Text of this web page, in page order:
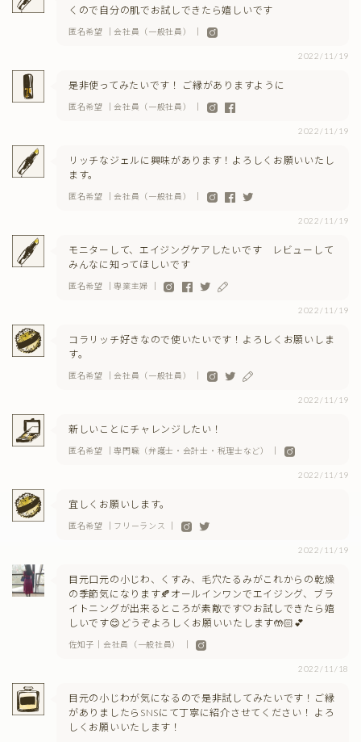
くので自分の肌でお試しできたら嬉しいです
匿名希望 ｜会社員（一般社員） ｜
2022/11/19
是非使ってみたいです！ ご縁がありますように
匿名希望 ｜会社員（一般社員） ｜
2022/11/19
リッチなジェルに興味があります！よろしくお願いいたし
ます。
匿名希望 ｜会社員（一般社員） ｜
2022/11/19
モニターして、エイジングケアしたいです レビューして
みんなに知ってほしいです
匿名希望 ｜専業主婦 ｜
2022/11/19
コラリッチ好きなので使いたいです！よろしくお願いしま
す。
匿名希望 ｜会社員（一般社員） ｜
2022/11/19
新しいことにチャレンジしたい！
匿名希望 ｜専門職（弁護士・会計士・税理士など） ｜
2022/11/19
宜しくお願いします。
匿名希望 ｜フリーランス ｜
2022/11/19
目元口元の小じわ、くすみ、毛穴たるみがこれからの乾燥
の季節気になります🍂オールインワンでエイジング、ブラ
イトニングが出来るところが素敵です🤍お試しできたら嬉
しいです😊どうぞよろしくお願いいたします🤲🏻💕
佐知子｜会社員（一般社員） ｜
2022/11/18
目元の小じわが気になるので是非試してみたいです！ご縁
がありましたらSNSにて丁寧に紹介させてください！ よろ
しくお願いいたします！